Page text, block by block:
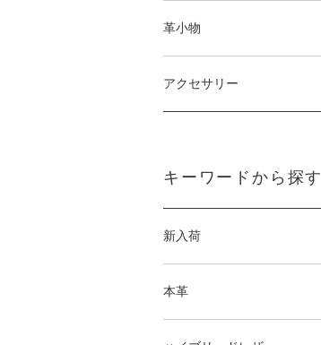
革小物
アクセサリー
キーワードから探す
新入荷
本革